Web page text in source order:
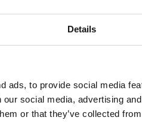
Details
ads, to provide social media
social media, advertising
or that they’ve collected
marki SunShade,
beżowym, popielatym lub
popielatym lub zielonym,
popielatym lub zielonym,